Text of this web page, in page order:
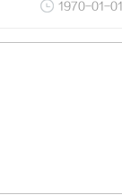
1970-01-01